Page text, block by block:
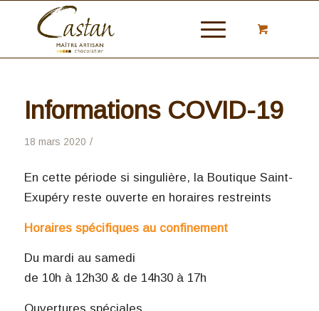
Informations COVID-19
18 mars 2020 /
En cette période si singulière, la Boutique Saint-
Exupéry reste ouverte en horaires restreints
Horaires spécifiques au confinement
Du mardi au samedi
de 10h à 12h30 & de 14h30 à 17h